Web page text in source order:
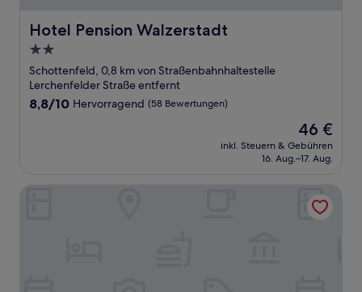
Hotel Pension Walzerstadt
Hotel Pension Walzerstadt
2.0-
Sterne-
Unterkunft
Schottenfeld, 0,8 km von Straßenbahnhaltestelle
Lerchenfelder Straße entfernt
8.8
8,8/10 Hervorragend (58 Bewertungen)
Der
Preis
beträgt
46 €
inkl. Steuern & Gebühren
16. Aug.–17. Aug.